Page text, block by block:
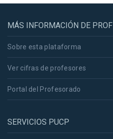
MÁS INFORMACIÓN DE
Sobre esta plataforma
Ver cifras de profesores
Portal del Profesorado
SERVICIOS PUCP